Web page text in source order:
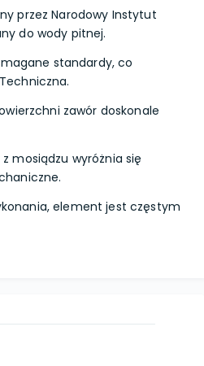
przez Narodowy Instytut
do wody pitnej.
standardy, co
zawór doskonale
mosiądzu wyróżnia się
element jest częstym